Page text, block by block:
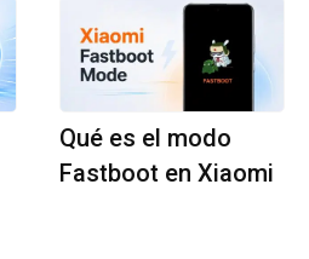
Qué es el modo
Fastboot en Xiaomi